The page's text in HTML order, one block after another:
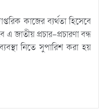
কাজের ব্যর্থতা হিসেবে
এ জাতীয় প্রচার-প্রচারণা বন্ধ
নিতে সুপারিশ করা হয়